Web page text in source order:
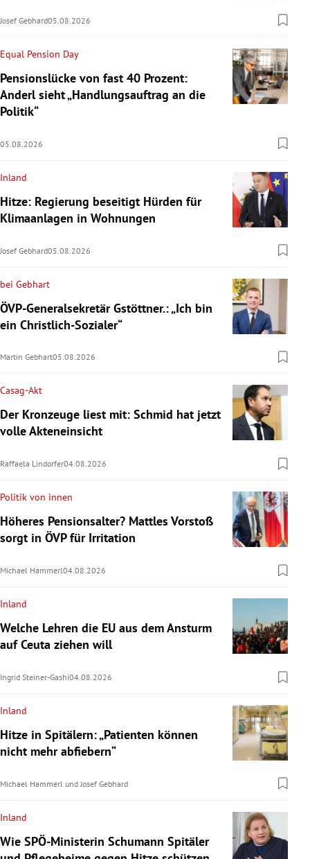
Josef Gebhard05.08.2026
Equal Pension Day
Pensionslücke von fast 40 Prozent:
Anderl sieht „Handlungsauftrag an die
Politik“
05.08.2026
Inland
Hitze: Regierung beseitigt Hürden für
Klimaanlagen in Wohnungen
Josef Gebhard05.08.2026
bei Gebhart
ÖVP-Generalsekretär Gstöttner.: „Ich bin
ein Christlich-Sozialer“
Martin Gebhart05.08.2026
Casag-Akt
Der Kronzeuge liest mit: Schmid hat jetzt
volle Akteneinsicht
Raffaela Lindorfer04.08.2026
Politik von innen
Höheres Pensionsalter? Mattles Vorstoß
sorgt in ÖVP für Irritation
Michael Hammerl04.08.2026
Inland
Welche Lehren die EU aus dem Ansturm
auf Ceuta ziehen will
Ingrid Steiner-Gashi04.08.2026
Inland
Hitze in Spitälern: „Patienten können
nicht mehr abfiebern“
Michael Hammerl und Josef Gebhard
Inland
Wie SPÖ-Ministerin Schumann Spitäler